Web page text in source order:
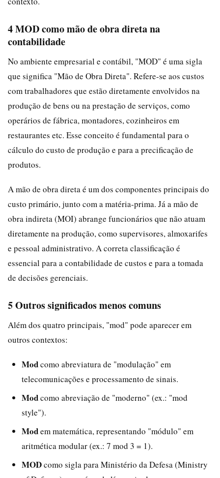
4 MOD como mão de obra direta na
contabilidade
No ambiente empresarial e contábil, "MOD" é uma sigla
que significa "Mão de Obra Direta". Refere-se aos custos
com trabalhadores que estão diretamente envolvidos na
produção de bens ou na prestação de serviços, como
operários de fábrica, montadores, cozinheiros em
restaurantes etc. Esse conceito é fundamental para o
cálculo do custo de produção e para a precificação de
produtos.
A mão de obra direta é um dos componentes principais do
custo primário, junto com a matéria-prima. Já a mão de
obra indireta (MOI) abrange funcionários que não atuam
diretamente na produção, como supervisores, almoxarifes
e pessoal administrativo. A correta classificação é
essencial para a contabilidade de custos e para a tomada
de decisões gerenciais.
5 Outros significados menos comuns
Além dos quatro principais, "mod" pode aparecer em
outros contextos:
Modcomo abreviatura de "modulação" em
telecomunicações e processamento de sinais.
Modcomo abreviação de "moderno" (ex.: "mod
style").
Modem matemática, representando "módulo" em
aritmética modular (ex.: 7 mod 3 = 1).
MODcomo sigla para Ministério da Defesa (Ministry